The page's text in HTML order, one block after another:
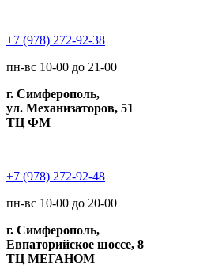
+7 (978) 272-92-38
пн-вс 10-00 до 21-00
г. Симферополь,
ул. Механизаторов, 51
ТЦ ФМ
+7 (978) 272-92-48
пн-вс 10-00 до 20-00
г. Симферополь,
Евпаторийское шоссе, 8
ТЦ МЕГАНОМ